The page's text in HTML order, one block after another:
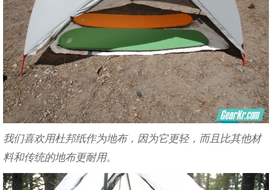
我们喜欢用杜邦纸作为地布，因为它更轻，而且比其他材
料和传统的地布更耐用。